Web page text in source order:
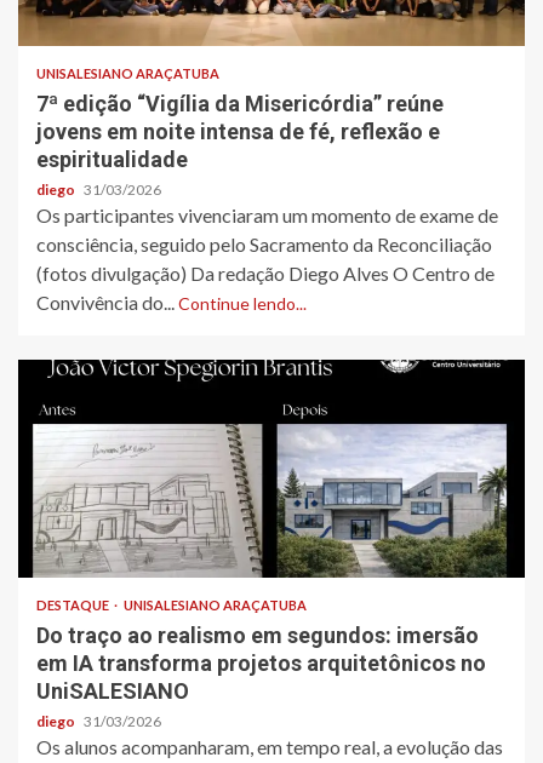
UNISALESIANO ARAÇATUBA
7ª edição “Vigília da Misericórdia” reúne
jovens em noite intensa de fé, reflexão e
espiritualidade
diego 31/03/2026
Os participantes vivenciaram um momento de exame de
consciência, seguido pelo Sacramento da Reconciliação
(fotos divulgação) Da redação Diego Alves O Centro de
Convivência do...Continue lendo...
DESTAQUE UNISALESIANO ARAÇATUBA
Do traço ao realismo em segundos: imersão
em IA transforma projetos arquitetônicos no
UniSALESIANO
diego 31/03/2026
Os alunos acompanharam, em tempo real, a evolução das